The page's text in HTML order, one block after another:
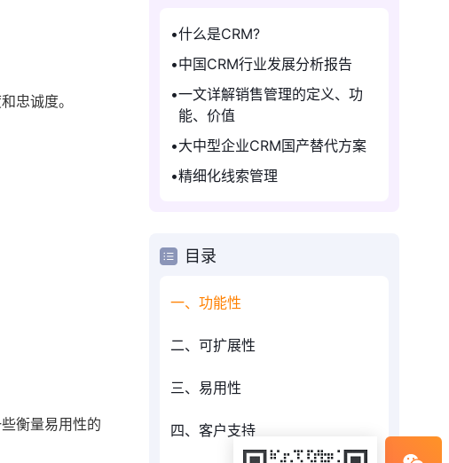
忠诚度。
衡量易用性的
什么是CRM?
中国CRM行业发展分析报告
一文详解销售管理的定义、功
能、价值
大中型企业CRM国产替代方案
精细化线索管理
目录
一、功能性
二、可扩展性
三、易用性
四、客户支持